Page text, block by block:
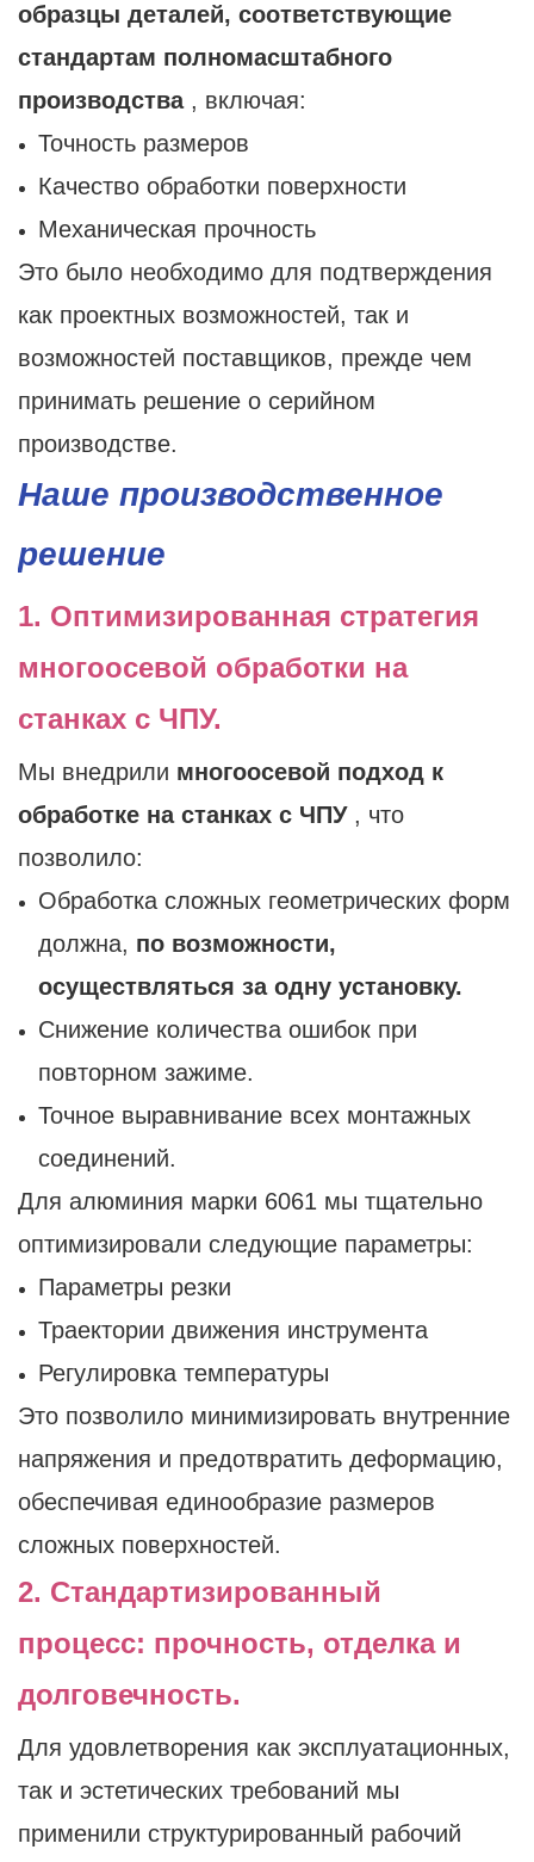
образцы деталей, соответствующие
стандартам полномасштабного
производства, включая:
Точность размеров
Качество обработки поверхности
Механическая прочность
Это было необходимо для подтверждения
как проектных возможностей, так и
возможностей поставщиков, прежде чем
принимать решение о серийном
производстве.
Наше производственное
решение
1. Оптимизированная стратегия
многоосевой обработки на
станках с ЧПУ.
Мы внедрили многоосевой подход к
обработке на станках с ЧПУ, что
позволило:
Обработка сложных геометрических форм
должна, по возможности,
осуществляться за одну установку.
Снижение количества ошибок при
повторном зажиме.
Точное выравнивание всех монтажных
соединений.
Для алюминия марки 6061 мы тщательно
оптимизировали следующие параметры:
Параметры резки
Траектории движения инструмента
Регулировка температуры
Это позволило минимизировать внутренние
напряжения и предотвратить деформацию,
обеспечивая единообразие размеров
сложных поверхностей.
2. Стандартизированный
процесс: прочность, отделка и
долговечность.
Для удовлетворения как эксплуатационных,
так и эстетических требований мы
применили структурированный рабочий